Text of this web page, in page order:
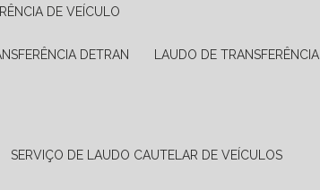
DE VEÍCULO
DETRAN LAUDO DE TRANSFERÊNCIA
SERVIÇO DE LAUDO CAUTELAR DE VEÍCULOS